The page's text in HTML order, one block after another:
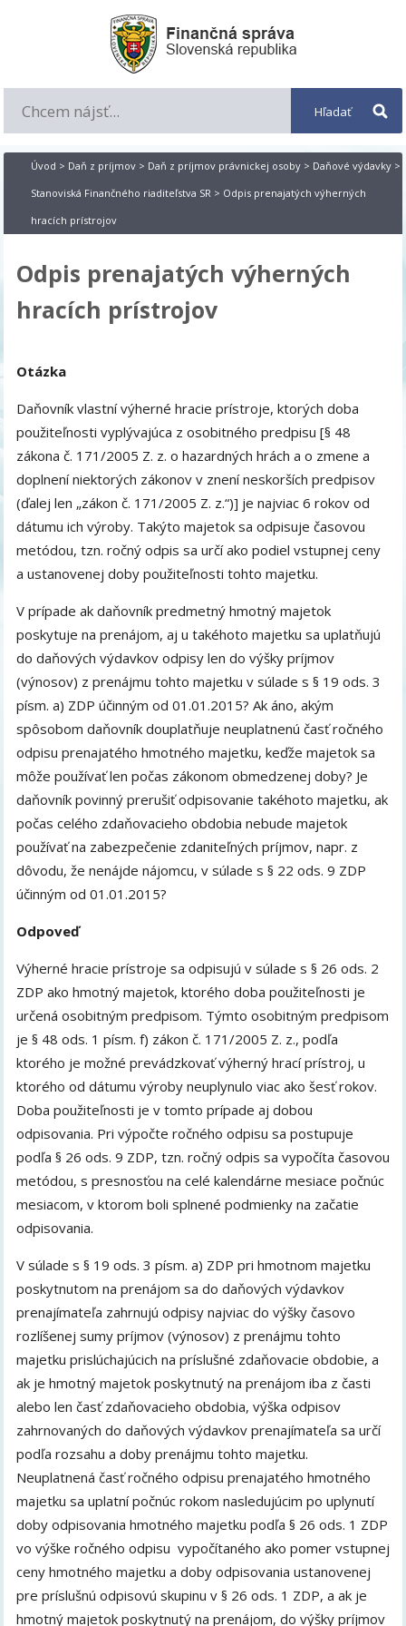
Úvod > Daň z príjmov > Daň z príjmov právnickej osoby > Daňové výdavky >
Stanoviská Finančného riaditeľstva SR > Odpis prenajatých výherných
hracích prístrojov
Odpis prenajatých výherných
hracích prístrojov
Otázka
Daňovník vlastní výherné hracie prístroje, ktorých doba
použiteľnosti vyplývajúca z osobitného predpisu [§ 48
zákona č. 171/2005 Z. z. o hazardných hrách a o zmene a
doplnení niektorých zákonov v znení neskorších predpisov
(ďalej len „zákon č. 171/2005 Z. z.“)] je najviac 6 rokov od
dátumu ich výroby. Takýto majetok sa odpisuje časovou
metódou, tzn. ročný odpis sa určí ako podiel vstupnej ceny
a ustanovenej doby použiteľnosti tohto majetku.
V prípade ak daňovník predmetný hmotný majetok
poskytuje na prenájom, aj u takéhoto majetku sa uplatňujú
do daňových výdavkov odpisy len do výšky príjmov
(výnosov) z prenájmu tohto majetku v súlade s § 19 ods. 3
písm. a) ZDP účinným od 01.01.2015? Ak áno, akým
spôsobom daňovník douplatňuje neuplatnenú časť ročného
odpisu prenajatého hmotného majetku, keďže majetok sa
môže používať len počas zákonom obmedzenej doby? Je
daňovník povinný prerušiť odpisovanie takéhoto majetku, ak
počas celého zdaňovacieho obdobia nebude majetok
používať na zabezpečenie zdaniteľných príjmov, napr. z
dôvodu, že nenájde nájomcu, v súlade s § 22 ods. 9 ZDP
účinným od 01.01.2015?
Odpoveď
Výherné hracie prístroje sa odpisujú v súlade s § 26 ods. 2
ZDP ako hmotný majetok, ktorého doba použiteľnosti je
určená osobitným predpisom. Týmto osobitným predpisom
je § 48 ods. 1 písm. f) zákon č. 171/2005 Z. z., podľa
ktorého je možné prevádzkovať výherný hrací prístroj, u
ktorého od dátumu výroby neuplynulo viac ako šesť rokov.
Doba použiteľnosti je v tomto prípade aj dobou
odpisovania. Pri výpočte ročného odpisu sa postupuje
podľa § 26 ods. 9 ZDP, tzn. ročný odpis sa vypočíta časovou
metódou, s presnosťou na celé kalendárne mesiace počnúc
mesiacom, v ktorom boli splnené podmienky na začatie
odpisovania.
V súlade s § 19 ods. 3 písm. a) ZDP pri hmotnom majetku
poskytnutom na prenájom sa do daňových výdavkov
prenajímateľa zahrnujú odpisy najviac do výšky časovo
rozlíšenej sumy príjmov (výnosov) z prenájmu tohto
majetku prislúchajúcich na príslušné zdaňovacie obdobie, a
ak je hmotný majetok poskytnutý na prenájom iba z časti
alebo len časť zdaňovacieho obdobia, výška odpisov
zahrnovaných do daňových výdavkov prenajímateľa sa určí
podľa rozsahu a doby prenájmu tohto majetku.
Neuplatnená časť ročného odpisu prenajatého hmotného
majetku sa uplatní počnúc rokom nasledujúcim po uplynutí
doby odpisovania hmotného majetku podľa § 26 ods. 1 ZDP
vo výške ročného odpisu vypočítaného ako pomer vstupnej
ceny hmotného majetku a doby odpisovania ustanovenej
pre príslušnú odpisovú skupinu v § 26 ods. 1 ZDP, a ak je
hmotný majetok poskytnutý na prenájom, do výšky príjmov